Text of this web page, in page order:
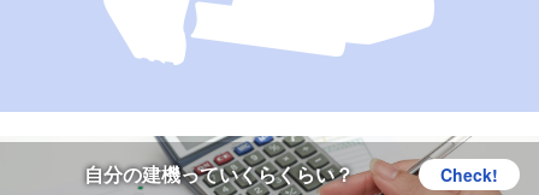
自分の建機っていくらくらい？ Check!